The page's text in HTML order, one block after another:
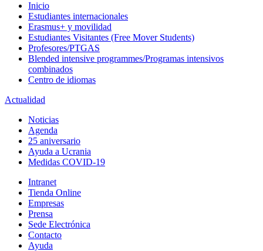
Inicio
Estudiantes internacionales
Erasmus+ y movilidad
Estudiantes Visitantes (Free Mover Students)
Profesores/PTGAS
Blended intensive programmes/Programas intensivos
combinados
Centro de idiomas
Actualidad
Noticias
Agenda
25 aniversario
Ayuda a Ucrania
Medidas COVID-19
Intranet
Tienda Online
Empresas
Prensa
Sede Electrónica
Contacto
Ayuda